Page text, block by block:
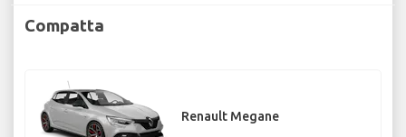
Compatta
Renault Megane